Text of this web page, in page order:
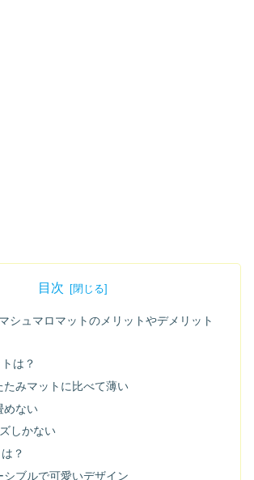
目次
シュマロマットのメリットやデメリット
は？
たみマットに比べて薄い
めない
しかない
？
シブルで可愛いデザイン